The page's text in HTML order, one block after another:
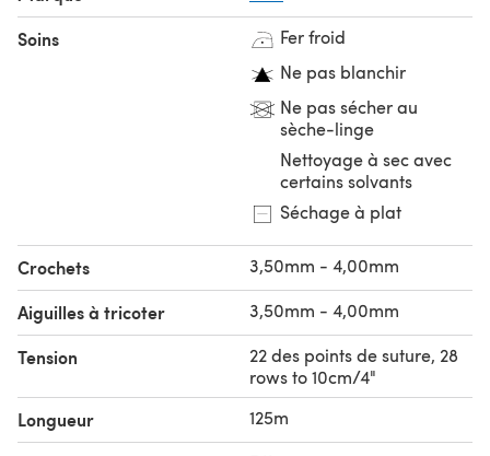
Soins
Fer froid
Ne pas blanchir
Ne pas sécher au
sèche-linge
Nettoyage à sec avec
certains solvants
Séchage à plat
Crochets 3,50mm - 4,00mm
Aiguilles à tricoter 3,50mm - 4,00mm
Tension
22 des points de suture, 28
rows to 10cm/4"
Longueur 125m